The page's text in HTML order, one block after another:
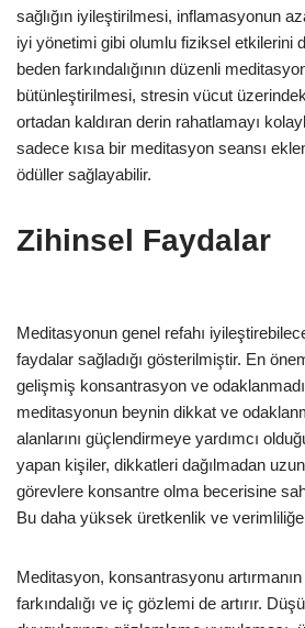
sağlığın iyileştirilmesi, inflamasyonun
iyi yönetimi gibi olumlu fiziksel etkilerini
beden farkındalığının düzenli
bütünleştirilmesi, stresin vücut
ortadan kaldıran derin rahatlamayı
sadece kısa bir meditasyon seansı
ödüller sağlayabilir.
Zihinsel Faydalar
Meditasyonun genel refahı
faydalar sağladığı gösterilmiştir. En
gelişmiş konsantrasyon ve
meditasyonun beynin dikkat ve
alanlarını güçlendirmeye yardımcı
yapan kişiler, dikkatleri dağılmadan
görevlere konsantre olma becerisine
Bu daha yüksek üretkenlik ve
Meditasyon, konsantrasyonu artırmanın
farkındalığı ve iç gözlemi de artırır.